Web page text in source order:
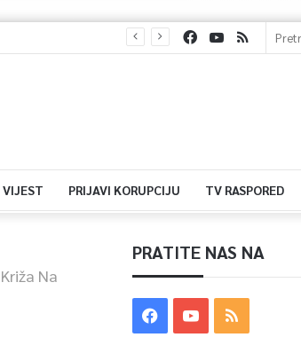
VIJEST PRIJAVI KORUPCIJU TV RASPORED
Na
PRATITE NAS NA